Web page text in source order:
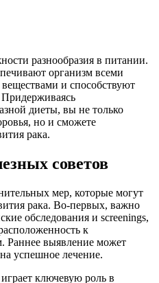
разнообразия в питании.
организм всеми
и способствуют
диеты, вы не только
но и сможете
рака.
советов
мер, которые могут
рака. Во-первых, важно
обследования и screenings,
к
Раннее выявление может
успешное лечение.
ключевую роль в